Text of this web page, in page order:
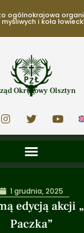
ogólnokrajowa
i koła
Okręgowy Olsztyn
edycją akcji
Paczka”
1 grudnia, 2025